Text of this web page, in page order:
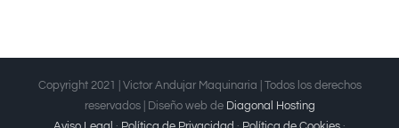
Copyright 2021 | Victor Andujar Maquinaria | Todos los derechos
reservados | Diseño web de Diagonal Hosting